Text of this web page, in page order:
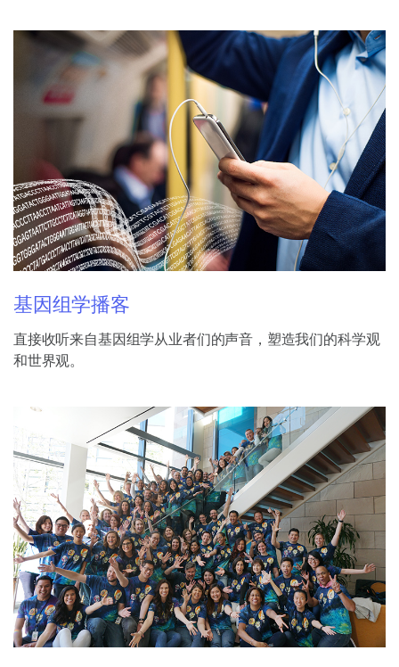
基因组学播客
直接收听来自基因组学从业者们的声音，塑造我们的科学观
和世界观。